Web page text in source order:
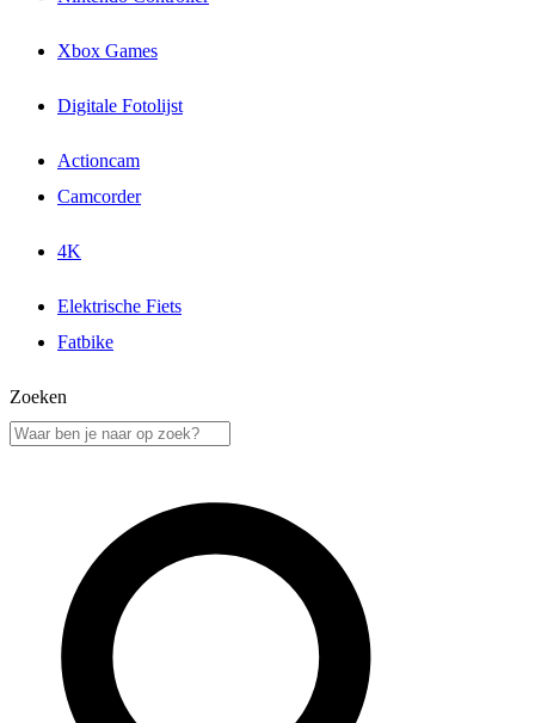
Xbox Games
Digitale Fotolijst
Actioncam
Camcorder
4K
Elektrische Fiets
Fatbike
Zoeken